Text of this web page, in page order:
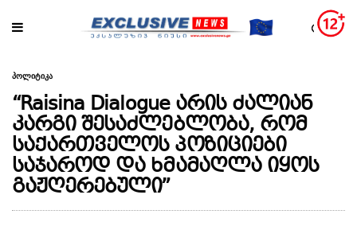
პოლიტიკა
“Raisina Dialogue არის ძალიან
კარგი შესაძლებლობა, რომ
საქართველოს პოზიციები
საჯაროდ და ხმამაღლა იყოს
გაჟღერებული”